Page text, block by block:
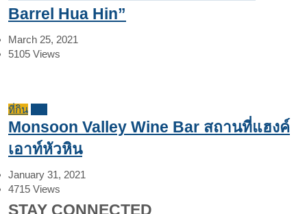
Barrel Hua Hin”
March 25, 2021
5105 Views
ที่กิน
Monsoon Valley Wine Bar สถานที่แฮงค์
เอาท์หัวหิน
January 31, 2021
4715 Views
STAY CONNECTED